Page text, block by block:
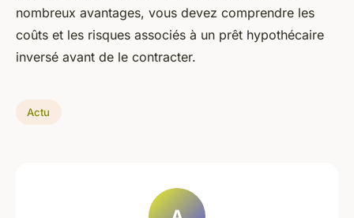
nombreux avantages, vous devez comprendre les
coûts et les risques associés à un prêt hypothécaire
inversé avant de le contracter.
Actu